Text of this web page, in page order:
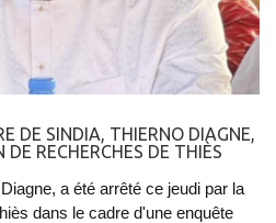
DE SINDIA, THIERNO DIAGNE,
RECHERCHES DE THIÈS
a été arrêté ce jeudi par la
dans le cadre d'une enquête